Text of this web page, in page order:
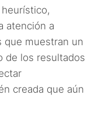
atención a
que muestran un
de los resultados
creada que aún